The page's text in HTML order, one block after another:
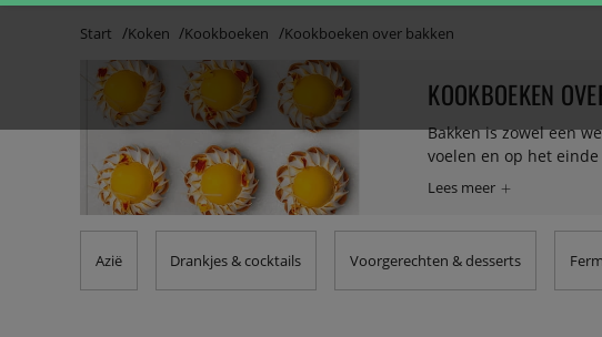
Start Koken Kookboeken Kookboeken over bakken
KOOKBOEKEN
Bakken is zowel een
voelen en op het
tot eind. Bij het
Azië Drankjes & cocktails Voorgerechten & desserts